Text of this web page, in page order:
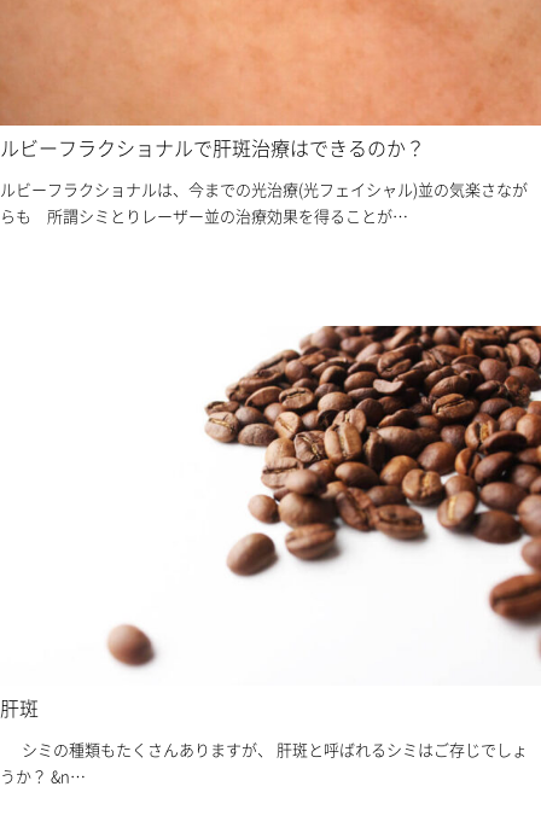
ルビーフラクショナルで肝斑治療はできるのか？
ルビーフラクショナルは、今までの光治療(光フェイシャル)並の気楽さなが
らも 所謂シミとりレーザー並の治療効果を得ることが…
肝斑
シミの種類もたくさんありますが、 肝斑と呼ばれるシミはご存じでしょ
うか？ &n…